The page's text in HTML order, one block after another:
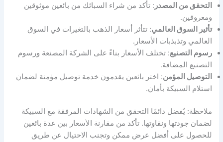
التحقق من المصدر : تأكد من شراء السبائك من بائعين موثوقين
ومعروفين.
تأثير السوق العالمي: تتأثر أسعار الذهب بالتغيرات في السوق
العالمي وتذبذبات الأسعار.
رسوم التصنيع: تختلف الأسعار بناءً على الشركة المصنعة ورسوم
التصنيع المضافة.
التوصيل المؤمن: اختر بائعين يقدمون خدمة توصيل مؤمنة لضمان
استلام السبيكة بأمان.
ملاحظة: يُفضل دائمًا التحقق من الشهادات المرفقة مع السبيكة
لضمان جودتها ونقاوتها. تأكد من مقارنة الأسعار بين عدة بائعين
للحصول على أفضل عرض ممكن وتجنب الاحتيال عن طريق